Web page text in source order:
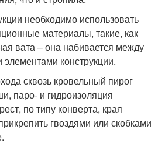
необходимо использовать
материалы, такие, как
вата – она набивается между
конструкции.
сквозь кровельный пирог
паро- и гидроизоляция
по типу конверта, края
гвоздями или скобками